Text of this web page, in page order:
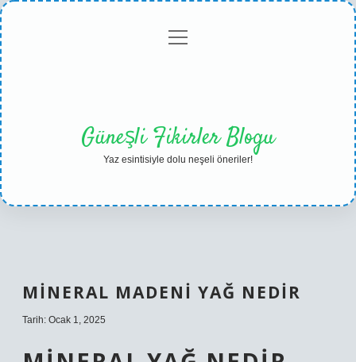
Gizlilikmenüyü
Güneşli Fikirler Blogu
Yaz esintisiyle dolu neşeli öneriler!
MINERAL MADENI YAĞ NEDIR
Tarih: Ocak 1, 2025